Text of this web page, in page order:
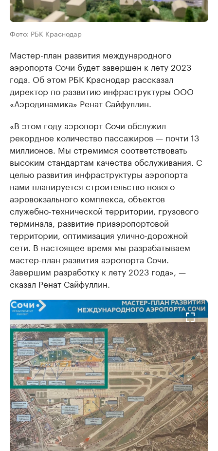
Фото: РБК Краснодар
Мастер-план развития международного
аэропорта Сочи будет завершен к лету 2023
года. Об этом РБК Краснодар рассказал
директор по развитию инфраструктуры ООО
«Аэродинамика» Ренат Сайфуллин.
«В этом году аэропорт Сочи обслужил
рекордное количество пассажиров — почти 13
миллионов. Мы стремимся соответствовать
высоким стандартам качества обслуживания. С
целью развития инфраструктуры аэропорта
нами планируется строительство нового
аэровокзального комплекса, объектов
служебно-технической территории, грузового
терминала, развитие приаэропортовой
территории, оптимизация улично-дорожной
сети. В настоящее время мы разрабатываем
мастер-план развития аэропорта Сочи.
Завершим разработку к лету 2023 года», —
сказал Ренат Сайфуллин.